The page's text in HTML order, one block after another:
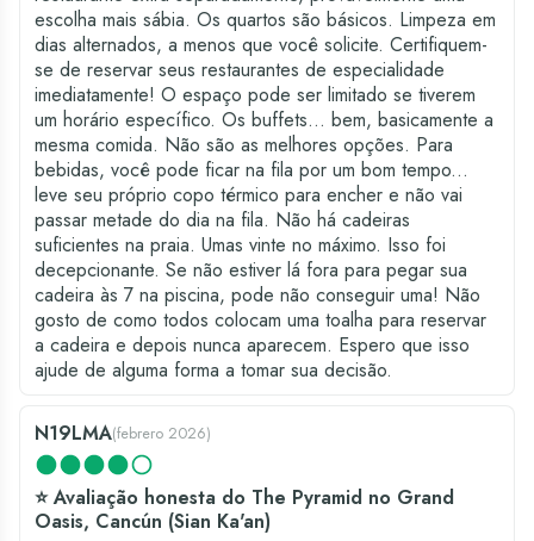
escolha mais sábia. Os quartos são básicos. Limpeza em
dias alternados, a menos que você solicite. Certifiquem-
se de reservar seus restaurantes de especialidade
imediatamente! O espaço pode ser limitado se tiverem
um horário específico. Os buffets... bem, basicamente a
mesma comida. Não são as melhores opções. Para
bebidas, você pode ficar na fila por um bom tempo...
leve seu próprio copo térmico para encher e não vai
passar metade do dia na fila. Não há cadeiras
suficientes na praia. Umas vinte no máximo. Isso foi
decepcionante. Se não estiver lá fora para pegar sua
cadeira às 7 na piscina, pode não conseguir uma! Não
gosto de como todos colocam uma toalha para reservar
a cadeira e depois nunca aparecem. Espero que isso
ajude de alguma forma a tomar sua decisão.
N19LMA(febrero 2026)
⭐ Avaliação honesta do The Pyramid no Grand
Oasis, Cancún (Sian Ka'an)